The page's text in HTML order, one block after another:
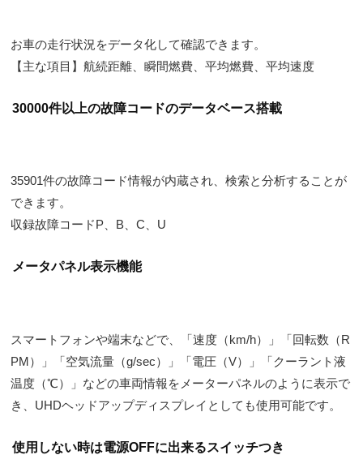
お車の走行状況をデータ化して確認できます。
【主な項目】航続距離、瞬間燃費、平均燃費、平均速度
30000件以上の故障コードのデータベース搭載
35901件の故障コード情報が内蔵され、検索と分析することが
できます。
収録故障コードP、B、C、U
メータパネル表示機能
スマートフォンや端末などで、「速度（km/h）」「回転数（R
PM）」「空気流量（g/sec）」「電圧（V）」「クーラント液
温度（℃）」などの車両情報をメーターパネルのように表示で
き、UHDヘッドアップディスプレイとしても使用可能です。
使用しない時は電源OFFに出来るスイッチつき